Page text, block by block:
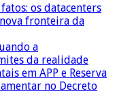
os datacenters
fronteira da
a
da realidade
em APP e Reserva
no Decreto